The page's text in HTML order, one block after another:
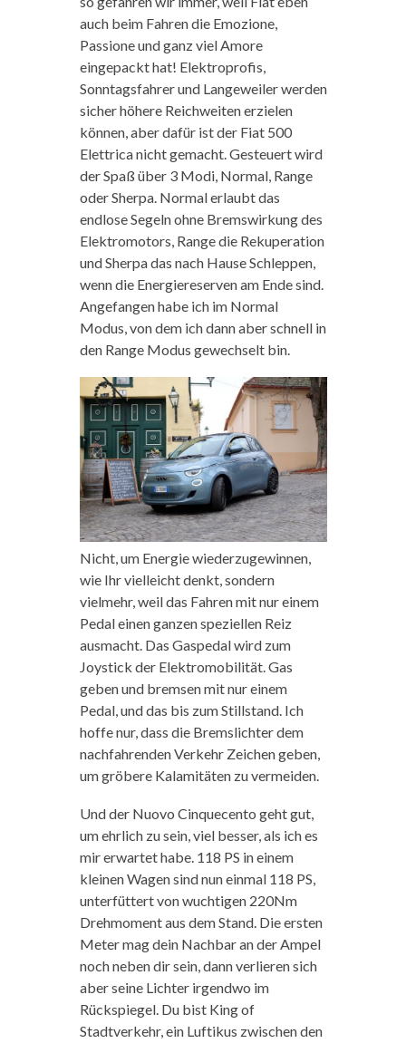
auch beim Fahren die Emozione,
Passione und ganz viel Amore
eingepackt hat! Elektroprofis,
Sonntagsfahrer und Langeweiler werden
sicher höhere Reichweiten erzielen
können, aber dafür ist der Fiat 500
Elettrica nicht gemacht. Gesteuert wird
der Spaß über 3 Modi, Normal, Range
oder Sherpa. Normal erlaubt das
endlose Segeln ohne Bremswirkung des
Elektromotors, Range die Rekuperation
und Sherpa das nach Hause Schleppen,
wenn die Energiereserven am Ende sind.
Angefangen habe ich im Normal
Modus, von dem ich dann aber schnell in
den Range Modus gewechselt bin.
Nicht, um Energie wiederzugewinnen,
wie Ihr vielleicht denkt, sondern
vielmehr, weil das Fahren mit nur einem
Pedal einen ganzen speziellen Reiz
ausmacht. Das Gaspedal wird zum
Joystick der Elektromobilität. Gas
geben und bremsen mit nur einem
Pedal, und das bis zum Stillstand. Ich
hoffe nur, dass die Bremslichter dem
nachfahrenden Verkehr Zeichen geben,
um gröbere Kalamitäten zu vermeiden.
Und der Nuovo Cinquecento geht gut,
um ehrlich zu sein, viel besser, als ich es
mir erwartet habe. 118 PS in einem
kleinen Wagen sind nun einmal 118 PS,
unterfüttert von wuchtigen 220Nm
Drehmoment aus dem Stand. Die ersten
Meter mag dein Nachbar an der Ampel
noch neben dir sein, dann verlieren sich
aber seine Lichter irgendwo im
Rückspiegel. Du bist King of
Stadtverkehr, ein Luftikus zwischen den